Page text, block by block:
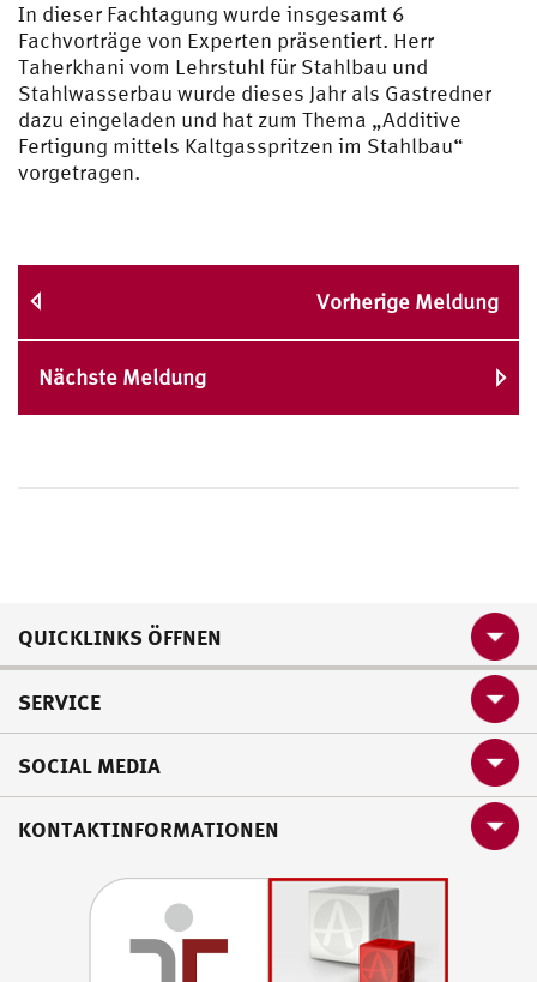
In dieser Fachtagung wurde insgesamt 6
Fachvorträge von Experten präsentiert. Herr
Taherkhani vom Lehrstuhl für Stahlbau und
Stahlwasserbau wurde dieses Jahr als Gastredner
dazu eingeladen und hat zum Thema „Additive
Fertigung mittels Kaltgasspritzen im Stahlbau“
vorgetragen.
Vorherige Meldung
Nächste Meldung
QUICKLINKS ÖFFNEN
SERVICE
SOCIAL MEDIA
KONTAKTINFORMATIONEN